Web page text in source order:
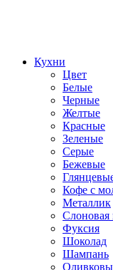
Кухни
Цвет
Белые
Черные
Желтые
Красные
Зеленые
Серые
Бежевые
Кофе с
Металлик
Слоновая
Фуксия
Шоколад
Шампань